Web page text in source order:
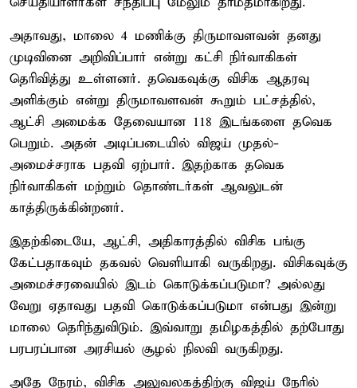
அதாவது, மாலை 4 மணிக்கு திருமாவளவன் தனது
முடிவினை அறிவிப்பார் என்று கட்சி நிர்வாகிகள்
தெரிவித்து உள்ளனர். தவெகவுக்கு விசிக ஆதரவு
அளிக்கும் என்று திருமாவளவன் கூறும் பட்சத்தில்,
ஆட்சி அமைக்க தேவையான 118 இடங்களை தவெக
பெறும். அதன் அடிப்படையில் விஜய் முதல்-
அமைச்சராக பதவி ஏற்பார். இதற்காக தவெக
நிர்வாகிகள் மற்றும் தொண்டர்கள் ஆவலுடன்
காத்திருக்கின்றனர்.
இதற்கிடையே, ஆட்சி, அதிகாரத்தில் விசிக பங்கு
கேட்பதாகவும் தகவல் வெளியாகி வருகிறது. விசிகவுக்கு
அமைச்சரவையில் இடம் கொடுக்கப்படுமா? அல்லது
வேறு ஏதாவது பதவி கொடுக்கப்படுமா என்பது இன்று
மாலை தெரிந்துவிடும். இவ்வாறு தமிழகத்தில் தற்போது
பரபரப்பான அரசியல் சூழல் நிலவி வருகிறது.
அதே நேரம், விசிக அலுவலகத்திற்கு விஜய் நேரில்